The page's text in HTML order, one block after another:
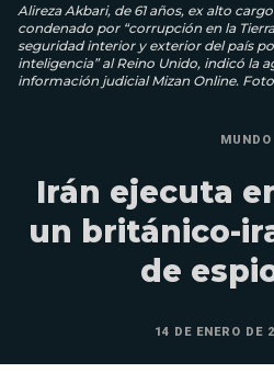
Alireza Akbari, de 61 años, ex alto
condenado por “corrupción en la
seguridad interior y exterior del país
inteligencia” al Reino Unido, indicó la
información judicial Mizan Online.
MUNDO
Irán ejecuta
un británico-
de
14 DE ENERO DE